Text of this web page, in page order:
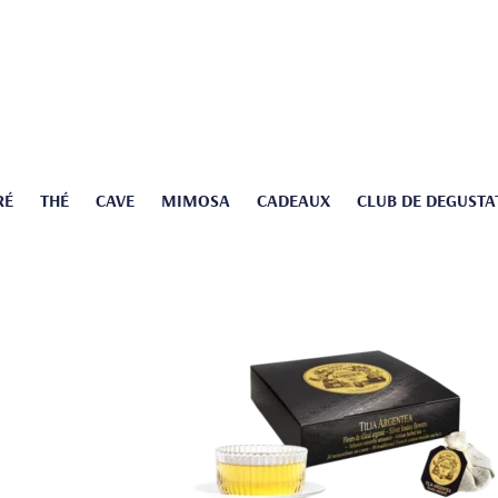
THÉ CAVE MIMOSA CADEAUX CLUB DE